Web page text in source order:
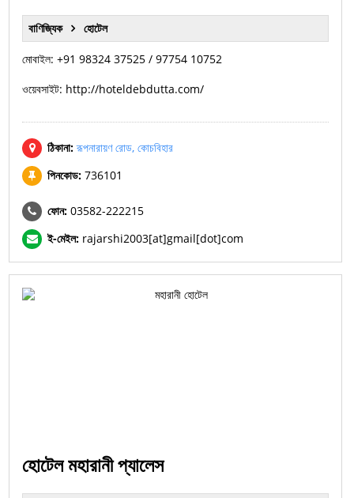
বাণিজ্যিক হোটেল
মোবাইল: +91 98324 37525 / 97754 10752
ওয়েবসাইট: http://hoteldebdutta.com/
ঠিকানা: রূপনারায়ণ রোড, কোচবিহার
পিনকোড: 736101
ফোন: 03582-222215
ই-মেইল: rajarshi2003[at]gmail[dot]com
হোটেল মহারানী প্যালেস